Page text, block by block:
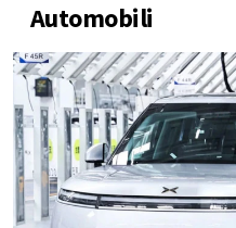
Automobili